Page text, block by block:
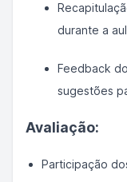
durante a
Feedback
sugestões
Avaliação:
Participação